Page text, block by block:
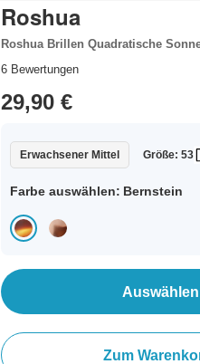
Roshua
Roshua Brillen Quadratische
6 Bewertungen
29,90 €
Erwachsener Mittel Größe: 53
Farbe auswählen: Bernstein
Zum